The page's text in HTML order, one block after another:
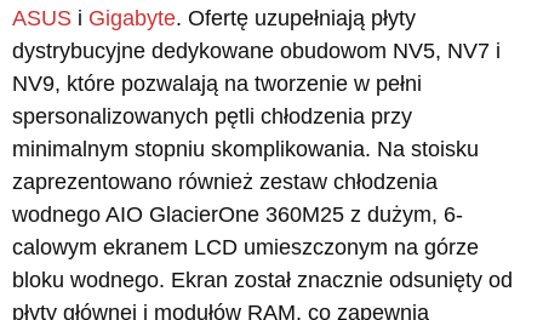
ASUS i Gigabyte. Ofertę uzupełniają płyty
dystrybucyjne dedykowane obudowom NV5, NV7 i
NV9, które pozwalają na tworzenie w pełni
spersonalizowanych pętli chłodzenia przy
minimalnym stopniu skomplikowania. Na stoisku
zaprezentowano również zestaw chłodzenia
wodnego AIO GlacierOne 360M25 z dużym, 6-
calowym ekranem LCD umieszczonym na górze
bloku wodnego. Ekran został znacznie odsunięty od
płyty głównej i modułów RAM, co zapewnia